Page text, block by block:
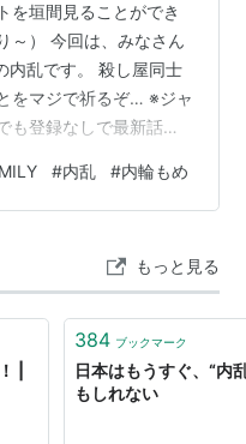
者であっても、暴
、その刑を免除す
を垣間見ることができ
～） 今回は、みなさん
内乱です。 殺し屋同士
をマジで祈るぞ… ※ジャ
も登録なしで最新話な
弟
か… スポンサーリンク
） 弟切は、
#内乱 #内輪もめ
もっと見る
|
384 ブックマーク
日本はもうすぐ、“内
もしれない